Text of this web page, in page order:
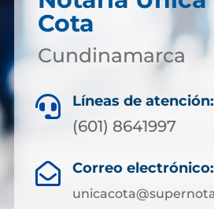
Cota
Cundinamarca
 Líneas de atención:
(601) 8641997
 Correo electrónico: